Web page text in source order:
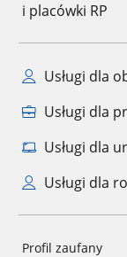
i placówki RP
Usługi dla
Usługi dla
Usługi dla
Usługi dla
Profil zaufany